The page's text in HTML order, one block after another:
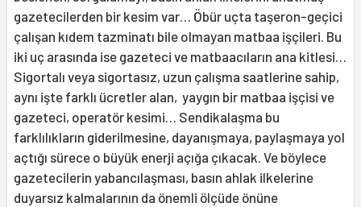
gazetecilerden bir kesim var… Öbür uçta taşeron-geçici
çalışan kıdem tazminatı bile olmayan matbaa işçileri. Bu
iki uç arasında ise gazeteci ve matbaacıların ana kitlesi…
Sigortalı veya sigortasız, uzun çalışma saatlerine sahip,
aynı işte farklı ücretler alan, yaygın bir matbaa işçisi ve
gazeteci, operatör kesimi… Sendikalaşma bu
farklılıkların giderilmesine, dayanışmaya, paylaşmaya yol
açtığı sürece o büyük enerji açığa çıkacak. Ve böylece
gazetecilerin yabancılaşması, basın ahlak ilkelerine
duyarsız kalmalarının da önemli ölçüde önüne